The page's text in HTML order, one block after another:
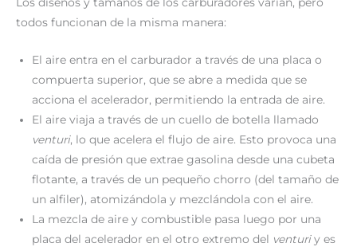
todos funcionan de la misma manera:
El aire entra en el carburador a través de una placa o
compuerta superior, que se abre a medida que se
acciona el acelerador, permitiendo la entrada de aire.
El aire viaja a través de un cuello de botella llamado
venturi, lo que acelera el flujo de aire. Esto provoca una
caída de presión que extrae gasolina desde una cubeta
flotante, a través de un pequeño chorro (del tamaño de
un alfiler), atomizándola y mezclándola con el aire.
La mezcla de aire y combustible pasa luego por una
placa del acelerador en el otro extremo del venturiy es